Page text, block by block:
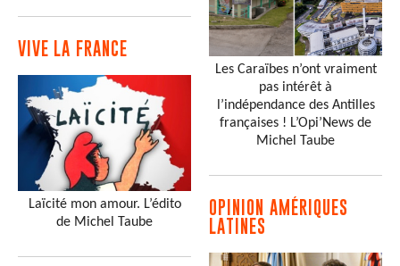
VIVE LA FRANCE
Laïcité mon amour. L’édito
de Michel Taube
Les Caraïbes n’ont vraiment
pas intérêt à
l’indépendance des Antilles
françaises ! L’Opi’News de
Michel Taube
OPINION AMÉRIQUES
LATINES